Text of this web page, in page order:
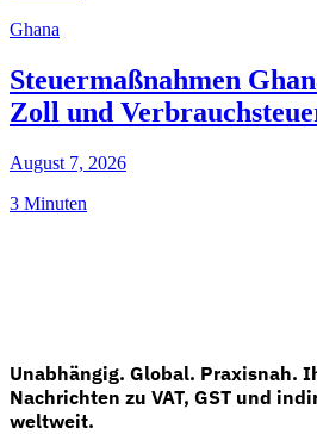
Ghana
Steuermaßnahmen
Zoll und
August 7, 2026
3 Minuten
Unabhängig. Global. Praxisnah.
Nachrichten zu VAT, GST und
weltweit.